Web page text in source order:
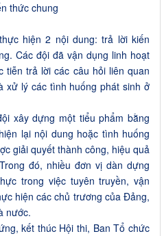
thức chung
hiện 2 nội dung: trả lời kiến
Các đội đã vận dụng linh hoạt
trả lời các câu hỏi liên quan
xử lý các tình huống phát sinh ở
xây dựng một tiểu phẩm bằng
lại nội dung hoặc tình huống
giải quyết thành công, hiệu quả
đó, nhiều đơn vị dàn dựng
trong việc tuyên truyền, vận
hiện các chủ trương của Đảng,
nước.
kết thúc Hội thi, Ban Tổ chức